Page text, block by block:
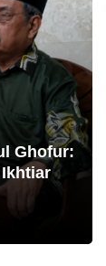
Ghofur: